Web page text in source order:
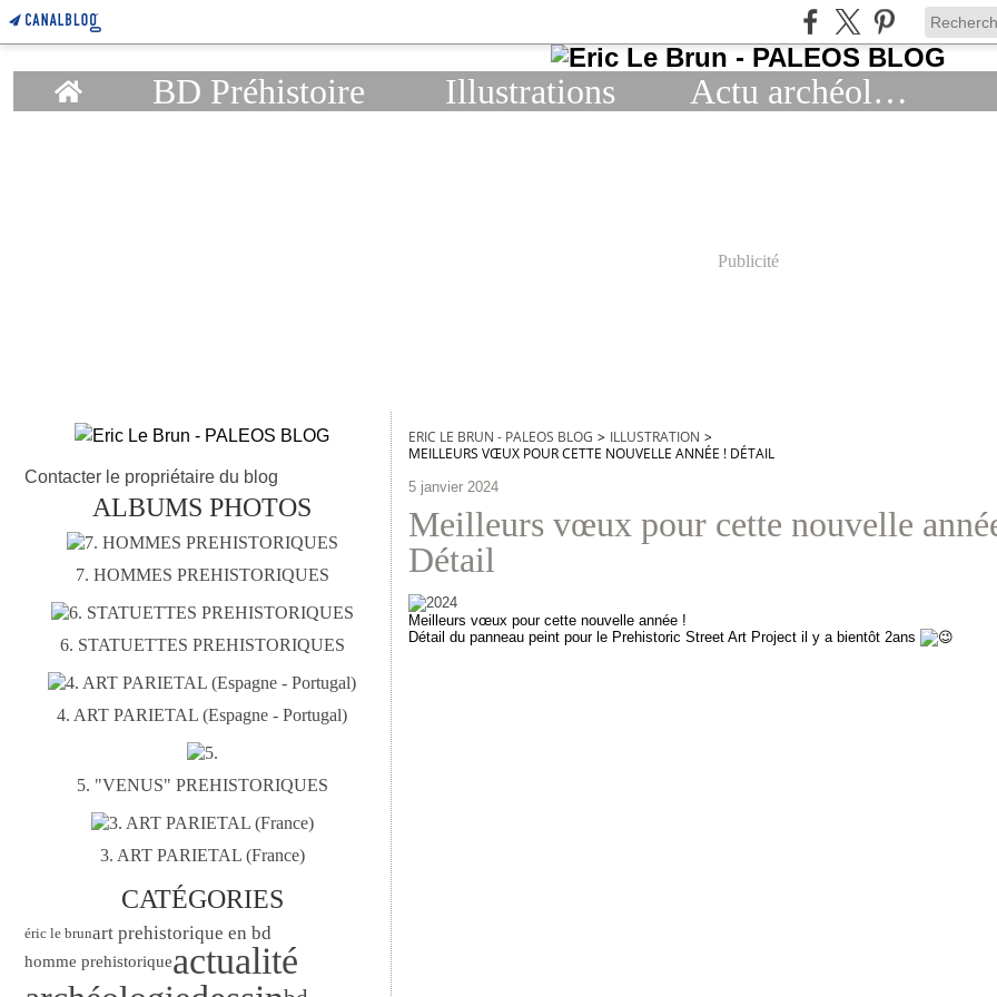
Home BD Préhistoire Illustrations Actu archéologie
Publicité
Contacter le propriétaire du blog
ALBUMS PHOTOS
7. HOMMES PREHISTORIQUES
6. STATUETTES PREHISTORIQUES
4. ART PARIETAL (Espagne - Portugal)
5. "VENUS" PREHISTORIQUES
3. ART PARIETAL (France)
CATÉGORIES
éric le brunart prehistorique en bd
homme prehistoriqueactualité
ERIC LE BRUN - PALEOS BLOG > ILLUSTRATION >
MEILLEURS VŒUX POUR CETTE NOUVELLE ANNÉE ! DÉTAIL
5 janvier 2024
Meilleurs vœux pour cette nouvelle
Détail
Meilleurs vœux pour cette nouvelle année !
Détail du panneau peint pour le Prehistoric Street Art Project il y a bientôt 2ans